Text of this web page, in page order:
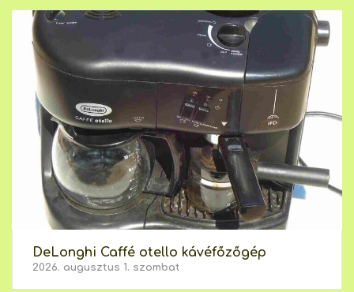
DeLonghi Caffé otello kávéfőzőgép
2026. augusztus 1. szombat